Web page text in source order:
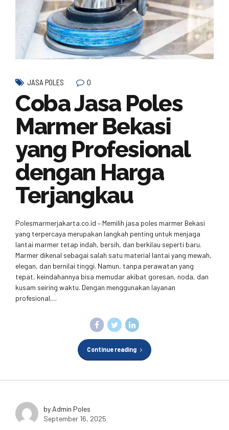
JASA POLES 0
Coba Jasa Poles
Marmer Bekasi
yang Profesional
dengan Harga
Terjangkau
Polesmarmerjakarta.co.id – Memilih jasa poles marmer Bekasi
yang terpercaya merupakan langkah penting untuk menjaga
lantai marmer tetap indah, bersih, dan berkilau seperti baru.
Marmer dikenal sebagai salah satu material lantai yang mewah,
elegan, dan bernilai tinggi. Namun, tanpa perawatan yang
tepat, keindahannya bisa memudar akibat goresan, noda, dan
kusam seiring waktu. Dengan menggunakan layanan
profesional,...
Continue reading
by Admin Poles
September 16, 2025